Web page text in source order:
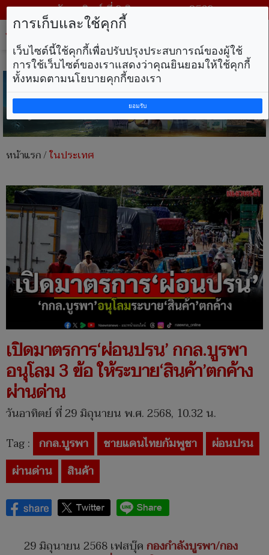
วันอาทิตย์ ที่ 9 สิงหาคม พ.ศ. 2569
หน้าแรก/ในประเทศ
เปิดมาตรการ‘ผ่อนปรน’ กกล.บูรพา
อนุโลม 3 ข้อ ให้ระบาย‘สินค้า’ตกค้าง
ผ่านด่าน
วันอาทิตย์ ที่ 29 มิถุนายน พ.ศ. 2568, 10.32 น.
Tag : กกล.บูรพา ชายแดนไทยกัมพูชา
ผ่อนปรน
ผ่านด่าน
สินค้า
29 มิถุนายน 2568เฟสบุ๊คกองกำลังบูรพา/กอง
การเก็บและใช้คุกกี้
เว็บไซต์นี้ใช้คุกกี้เพื่อปรับปรุงประสบการณ์ของผู้ใช้
การใช้เว็บไซต์ของเราแสดงว่าคุณยินยอมให้ใช้คุกกี้
ทั้งหมดตามนโยบายคุกกี้ของเรา
ยอมรับ